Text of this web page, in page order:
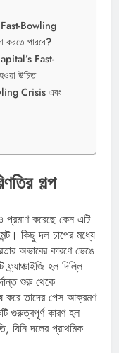
Fast-Bowling
করতে পারবে?
Fast-
উচিত
Crisis এবং
গল্প
প্রমাণ করেছে কেন এটি
কিছু দল চাপের মধ্যে
অভাবের কারণে ভেঙে
হল দিল্লি
শুরু থেকে
করে তাদের পেস আক্রমণ
গুরুত্বপূর্ণ কারণ হল
যিনি দলের প্রাথমিক